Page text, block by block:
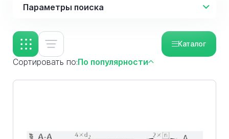
Параметры поиска
Каталог
Сортировать по:По популярности